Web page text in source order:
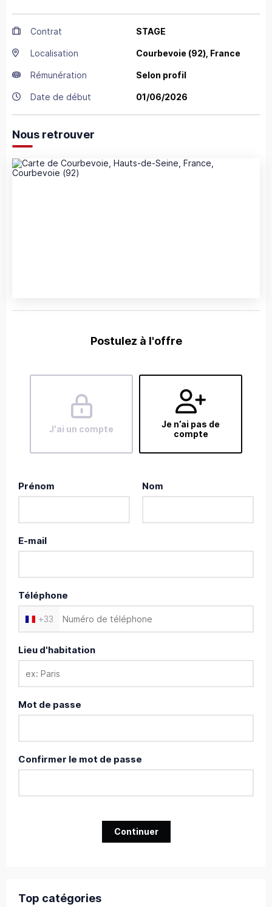
Contrat STAGE
Localisation Courbevoie (92), France
Rémunération Selon profil
Date de début 01/06/2026
Nous retrouver
Postulez à l'offre
J'ai un compte
Je n’ai pas de
compte
Prénom Nom
E-mail
Téléphone
+33
Lieu d'habitation
Mot de passe
Confirmer le mot de passe
Continuer
Top catégories